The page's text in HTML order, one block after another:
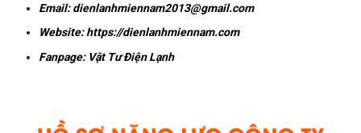
Email:dienlanhmiennam2013@gmail.com
Website:https://dienlanhmiennam.com
Fanpage: Vật Tư Điện Lạnh